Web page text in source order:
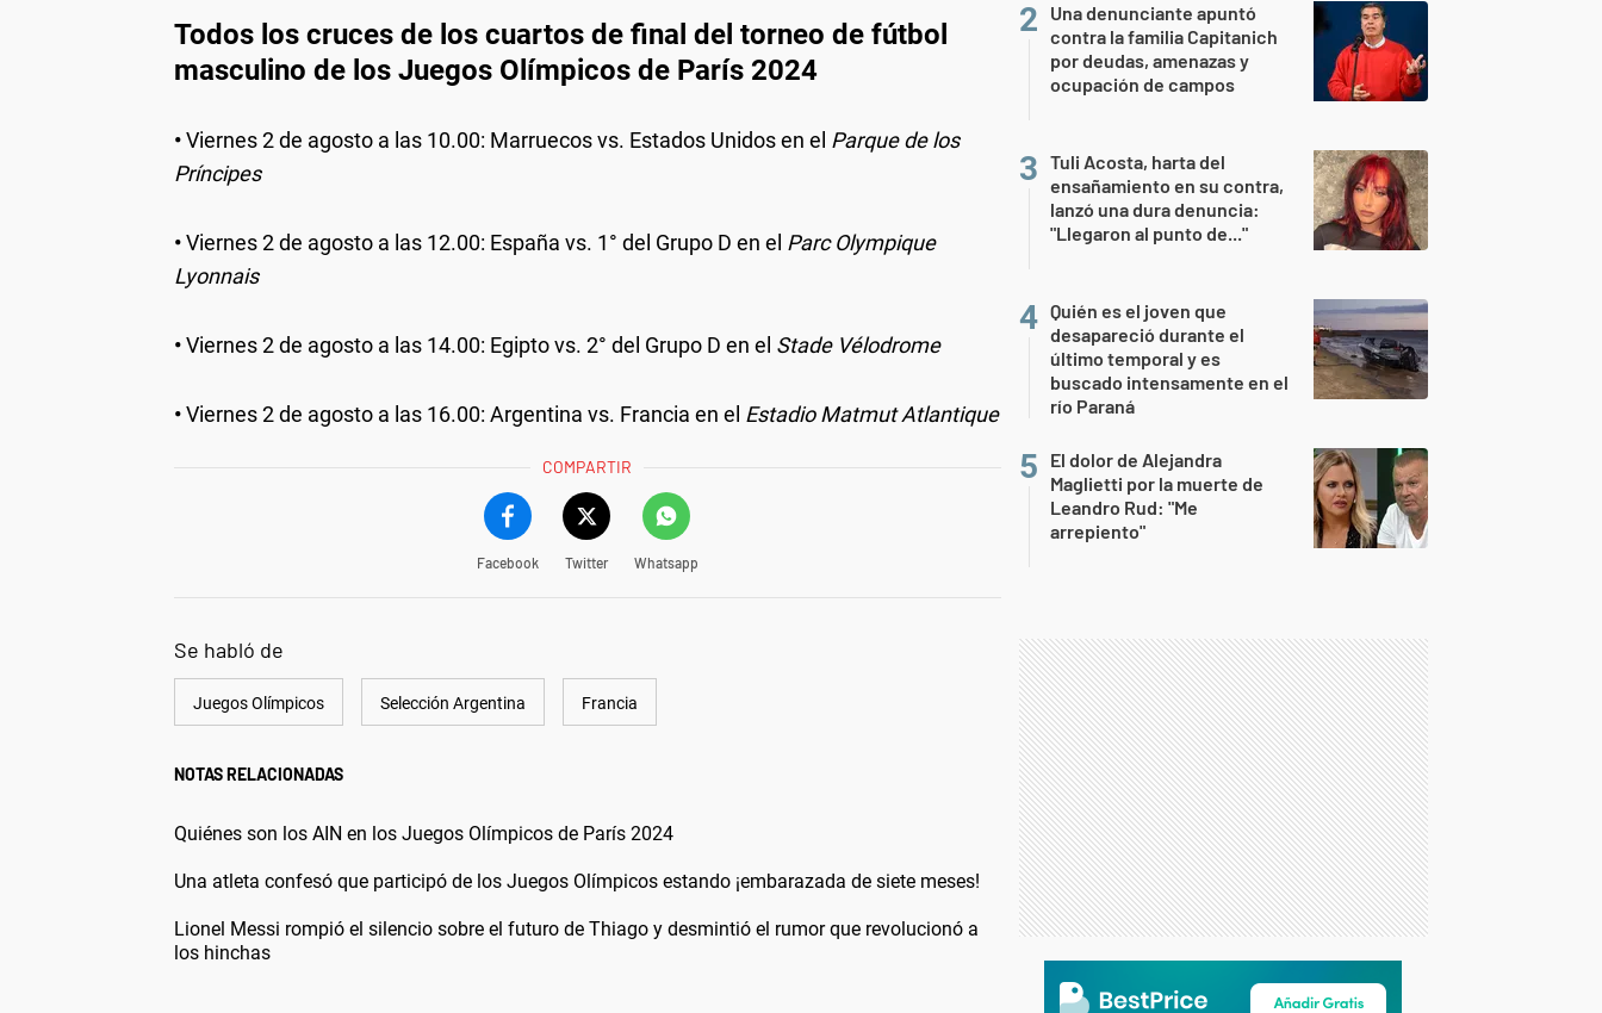
Todos los cruces de los cuartos de final del torneo de fútbol
masculino de los Juegos Olímpicos de París 2024
•Viernes 2 de agosto a las 10.00: Marruecos vs. Estados Unidos en el Parque de los
Príncipes
•Viernes 2 de agosto a las 12.00: España vs. 1° del Grupo D en el Parc Olympique
Lyonnais
•Viernes 2 de agosto a las 14.00: Egipto vs. 2° del Grupo D en el Stade Vélodrome
•Viernes 2 de agosto a las 16.00: Argentina vs. Francia en el Estadio Matmut Atlantique
COMPARTIR
Facebook Twitter Whatsapp
Se habló de
Juegos Olímpicos Selección Argentina Francia
NOTAS RELACIONADAS
Quiénes son los AIN en los Juegos Olímpicos de París 2024
Una atleta confesó que participó de los Juegos Olímpicos estando ¡embarazada de siete meses!
Lionel Messi rompió el silencio sobre el futuro de Thiago y desmintió el rumor que revolucionó a
los hinchas
Una denunciante apuntó
contra la familia Capitanich
por deudas, amenazas y
ocupación de campos
Tuli Acosta, harta del
ensañamiento en su contra,
lanzó una dura denuncia:
"Llegaron al punto de..."
Quién es el joven que
desapareció durante el
último temporal y es
buscado intensamente en el
río Paraná
El dolor de Alejandra
Maglietti por la muerte de
Leandro Rud: "Me
arrepiento"